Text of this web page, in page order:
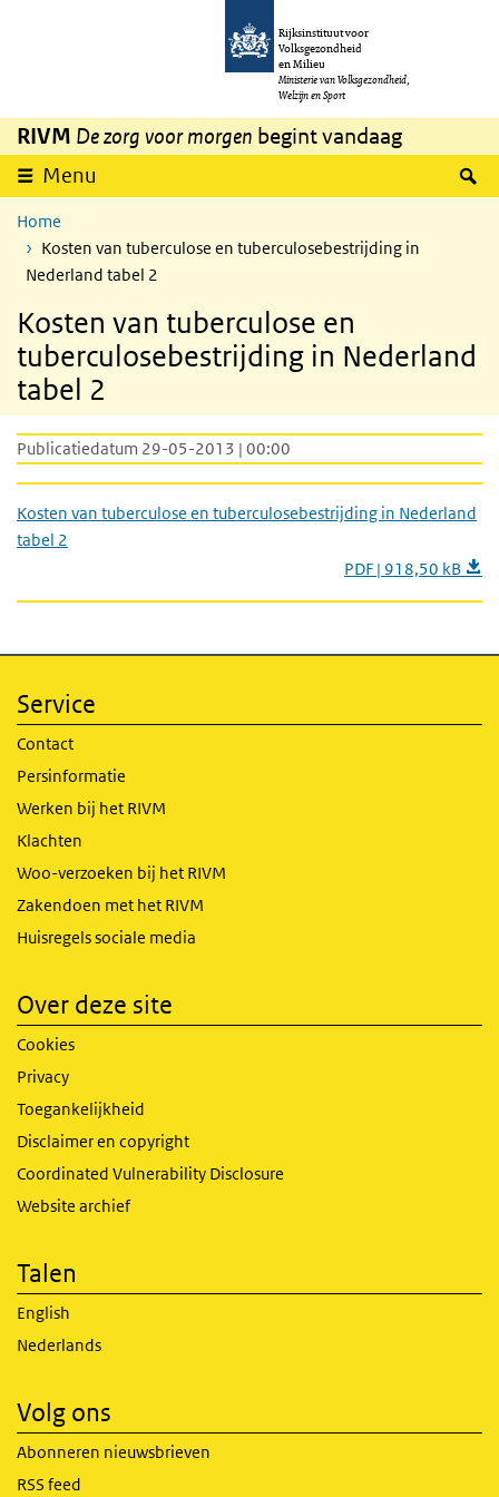
Overslaan en naar de inhoud gaan
Rijksinstituut voor
Volksgezondheid
en Milieu
Ministerie van Volksgezondheid,
Welzijn en Sport
RIVM De zorg voor morgen begint vandaag
Menu
Home
Kosten van tuberculose en tuberculosebestrijding in
Nederland tabel 2
Kosten van tuberculose en
tuberculosebestrijding in Nederland
tabel 2
Publicatiedatum 29-05-2013 | 00:00
Kosten van tuberculose en tuberculosebestrijding in Nederland
tabel 2
PDF | 918,50 kB
Service
Contact
Persinformatie
Werken bij het RIVM
Klachten
Woo-verzoeken bij het RIVM
Zakendoen met het RIVM
Huisregels sociale media
Over deze site
Cookies
Privacy
Toegankelijkheid
Disclaimer en copyright
Coordinated Vulnerability Disclosure
Website archief
Talen
English
Nederlands
Volg ons
Abonneren nieuwsbrieven
RSS feed